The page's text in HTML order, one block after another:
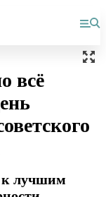
всё
к лучшим